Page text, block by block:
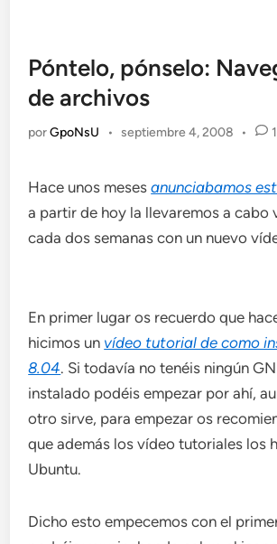
Póntelo, pónselo:
de archivos
porGpoNsU • septiembre 4, 2008 •
Hace unos mesesanunciabamos
a partir de hoy la llevaremos a cabo
cada dos semanas con un nuevo
En primer lugar os recuerdo que
hicimos un vídeo tutorial de como
8.04. Si todavía no tenéis ningún
instalado podéis empezar por ahí,
otro sirve, para empezar os
que además los vídeo tutoriales los
Ubuntu.
Dicho esto empecemos con el